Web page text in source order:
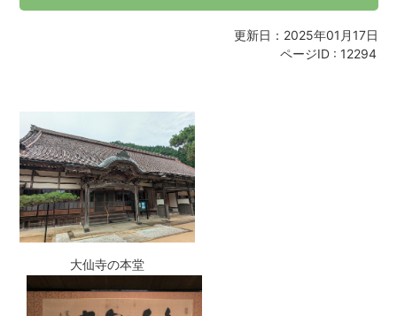
更新日：2025年01月17日
ページID : 12294
大仙寺の本堂